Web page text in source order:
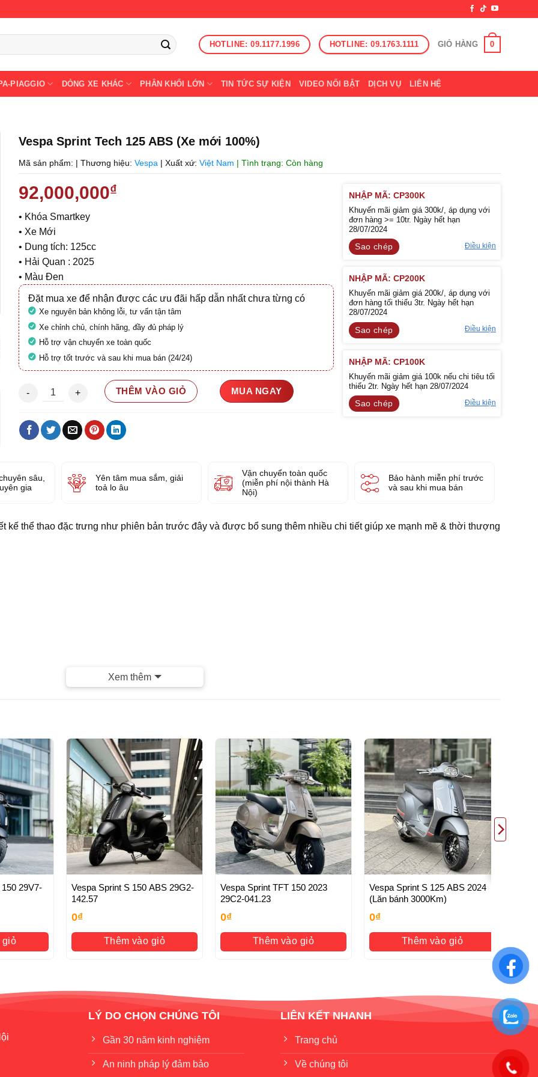
HOTLINE: 09.1177.1996 HOTLINE: 09.1763.1111 GIỎ HÀNG 0
PIAGGIO DÒNG XE KHÁC PHÂN KHỐI LỚN TIN TỨC SỰ KIỆN VIDEO NỔI BẬT DỊCH VỤ LIÊN HỆ
Vespa Sprint Tech 125 ABS (Xe mới 100%)
Mã sản phẩm: | Thương hiệu: Vespa | Xuất xứ: Việt Nam | Tình trạng: Còn hàng
92,000,000₫
• Khóa Smartkey
• Xe Mới
• Dung tích: 125cc
• Hải Quan : 2025
• Màu Đen
Đặt mua xe để nhận được các ưu đãi hấp dẫn nhất chưa từng có
Xe nguyên bản không lỗi, tư vấn tận tâm
Xe chỉnh chủ, chính hãng, đầy đủ pháp lý
Hỗ trợ vận chuyển xe toàn quốc
Hỗ trợ tốt trước và sau khi mua bán (24/24)
Vespa Sprint Tech 125 ABS (Xe mới 100%) số lượng
THÊM VÀO GIỎ MUA NGAY
NHẬP MÃ: CP300K
Khuyến mãi giảm giá 300k/, áp dụng với
đơn hàng >= 10tr. Ngày hết hạn
28/07/2024
Sao chép Điều kiện
NHẬP MÃ: CP200K
Khuyến mãi giảm giá 200k/, áp dụng với
đơn hàng tối thiểu 3tr. Ngày hết hạn
28/07/2024
Sao chép Điều kiện
NHẬP MÃ: CP100K
Khuyến mãi giảm giá 100k nếu chi tiêu tối
thiểu 2tr. Ngày hết hạn 28/07/2024
Sao chép Điều kiện
sâu,
gia
Yên tâm mua sắm, giải
toả lo âu
Vận chuyển toàn quốc
(miễn phí nội thành Hà
Nội)
Bảo hành miễn phí trước
và sau khi mua bán
kế thể thao đặc trưng như phiên bản trước đây và được bổ sung thêm nhiều chi tiết giúp xe mạnh mẽ & thời thượng
hành tuyệt đối Máy nguyên bản , Đồ Zin theo xe
Bán đều được tư vấn , xử lý Luôn và
việc 24/24)
chủ, rút hồ sơ gốc
Xem thêm
giỏ
Vespa Sprint S 150 ABS 29G2-
142.57
0₫
Thêm vào giỏ
Vespa Sprint TFT 150 2023
29C2-041.23
0₫
Thêm vào giỏ
Vespa Sprint S 125 ABS 2024
(Lăn bánh 3000Km)
0₫
Thêm vào giỏ
LÝ DO CHỌN CHÚNG TÔI
Gần 30 năm kinh nghiệm
An ninh pháp lý đảm bảo
LIÊN KẾT NHANH
Trang chủ
Về chúng tôi